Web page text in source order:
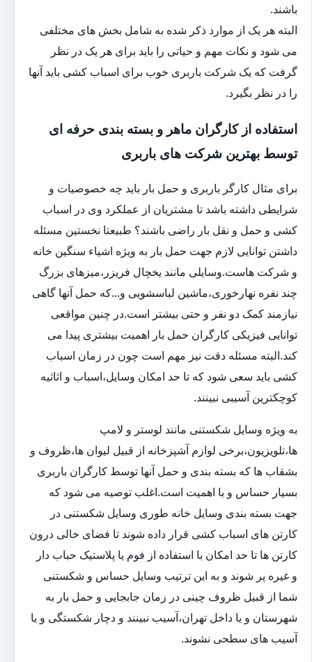
باشند.
البته هر یک از موارد ذکر شده به شامل بخش های مختلفی
می شود و نکات مهم و حیاتی را باید برای هر یک در نظر
گرفت که یک شرکت باربری خوب برای اسباب کشی باید آنها
را در نظر بگیرد.
استفاده از کارگران ماهر و بسته بندی حرفه ای
توسط بهترین شرکت های باربری
برای مثال کارگر باربری و حمل بار باید چه خصوصیات و
شرایطی داشته باشد تا مشتریان از عملکرد وی در اسباب
کشی و حمل و نقل بار راضی باشند؟ طبیعتا نخستین مسئله
داشتن توانایی لازم جهت حمل بار به ویژه اشیاء سنگین خانه
و شرکت هاست.وسایلی مانند یخچال فریزر،میزهای بزرگ
چند نفره نهارخوری،ماشین لباسشویی و...که حمل آنها گاهی
نیازمند کمک دو نفر و حتی بیشتر است.در چنین مواقعی
توانایی فیزیکی کارگران حمل بار اهمیت بیشتری پیدا می
کند.البته مسئله دقت نیز مهم است چون در زمان اسباب
کشی باید سعی شود که تا حد امکان وسایل،اسباب و اثاثیه
کوچکترین آسیبی نبینند.
به ویژه وسایل شکستنی مانند لوستر و لامپ
ها،تلویزیون،برخی لوازم آشپزخانه از قبیل لیوان ها،ظروف و
بشقاب ها که بسته بندی و حمل آنها توسط کارگران باربری
بسیار حساس و با اهمیت است.اغلب توصیه می شود که
جهت بسته بندی وسایل خانه طوری وسایل شکستنی در
کارتن های اسباب کشی قرار داده شوند تا فضای خالی درون
کارتن ها تا حد امکان با استفاده از فوم یا پلاستیک حباب دار
و غیره پر شوند و به این ترتیب وسایل حساس و شکستنی
شما از قبیل ظروف چینی در زمان جابجایی و حمل بار به
شهرستان و یا داخل تهران،آسیب نبینند و دچار شکستگی و یا
آسیب های سطحی نشوند.